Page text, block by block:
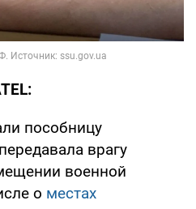
пособницу
врагу
военной
о местах